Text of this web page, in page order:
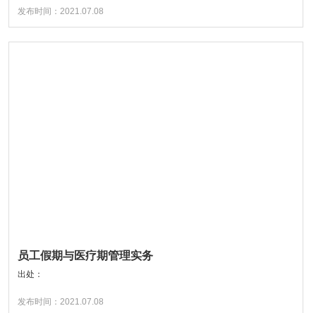
发布时间：2021.07.08
员工假期与医疗期管理实务
出处：
发布时间：2021.07.08